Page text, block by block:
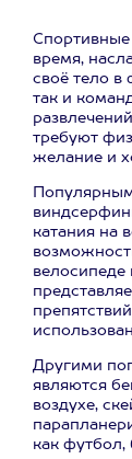
Спортивные
время,
своё тело
так и
требуют
желание и
катания на
велосипеде
Другими
являются
воздухе,
как футбол,